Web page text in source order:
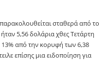
σταθερά από το
5,56 δολάρια χθες Τετάρτη
13% από την κορυφή των 6,38
επίσης μια ειδοποίηση για